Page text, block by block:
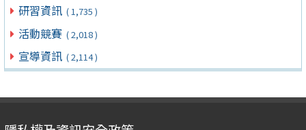
研習資訊 ( 1,735 )
活動競賽 ( 2,018 )
宣導資訊 ( 2,114 )